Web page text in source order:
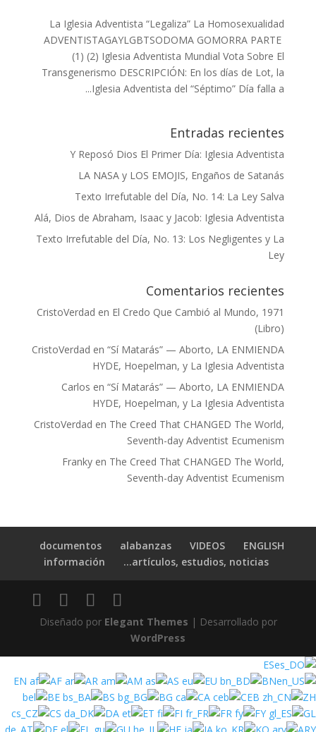
La Iglesia Adventista “Legaliza” La Homosexualidad
ADVENTISTAGAYLGBTSODOMA GOMORRA PARTE
(1) (2) Iglesia Adventista Mundial Vota Sobre El
Transgenerismo DESCRIPCIÓN: En los días de Lot, la
Iglesia Adventista del “Séptimo” Día falla a...
Entradas recientes
Y Reposó Dios El Primer Día: Iglesia Adventista
LA NASA y LOS EMOJIS, Engaños de Satanás
Texto Irrefutable del Día, No. 14: La Ley Salva
Alá, Dios de Abraham, Isaac y Jacob: Iglesia Adventista
Texto Irrefutable del Día, No. 13: Los Negligentes y La
Ley
Comentarios recientes
CristoVerdad en El Credo Que Cambió al Mundo, 1971
(Libro)
CristoVerdad en“Sí Matarás” — Aborto, LA ENMIENDA
HYDE, Hoepelman, y La Iglesia Adventista
Carlos en“Sí Matarás” — Aborto, LA ENMIENDA
HYDE, Hoepelman, y La Iglesia Adventista
CristoVerdad en The Creed That CHANGED The World,
Seventh-day Adventist Ecumenism
Franky en The Creed That CHANGED The World,
Seventh-day Adventist Ecumenism
ENGLISH
VIDEOS
alabanzas
documentos
artículos, estudios, noticias…
información
Diseñado por Elegant Themes | Desarrollado por
WordPress
ES
EN
AF AR AM AS EU
BN
BE
BS BG CA CEB
ZH
CS
DA ET FI FR FY
GL